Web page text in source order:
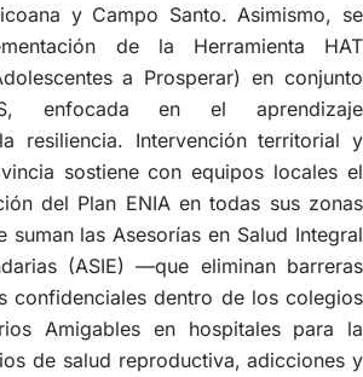
y Campo Santo. Asimismo, se
de la Herramienta HAT
a Prosperar) en conjunto
enfocada en el aprendizaje
resiliencia. Intervención territorial y
sostiene con equipos locales el
del Plan ENIA en todas sus zonas
suman las Asesorías en Salud Integral
(ASIE) —que eliminan barreras
confidenciales dentro de los colegios
Amigables en hospitales para la
de salud reproductiva, adicciones y